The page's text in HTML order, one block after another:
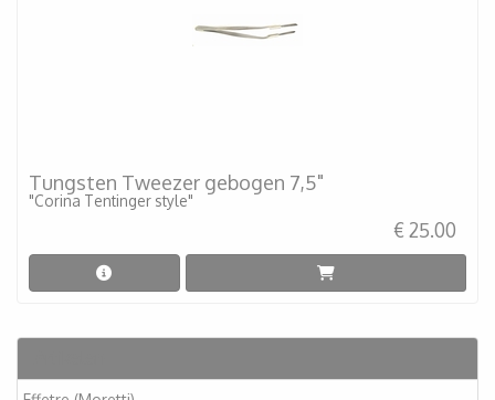
Tungsten Tweezer gebogen 7,5"
"Corina Tentinger style"
€ 25.00